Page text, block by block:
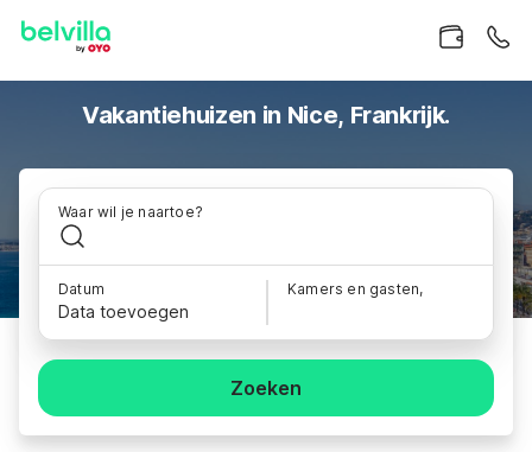
Vakantiehuizen in Nice, Frankrijk.
Waar wil je naartoe?
Datum
Data toevoegen
Kamers en gasten,
Zoeken